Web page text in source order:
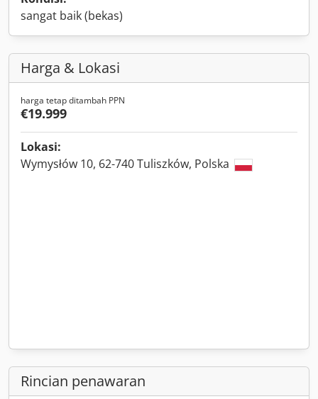
sangat baik (bekas)
Harga & Lokasi
harga tetap ditambah PPN
€19.999
Lokasi:
Wymysłów 10, 62-740 Tuliszków, Polska
Rincian penawaran